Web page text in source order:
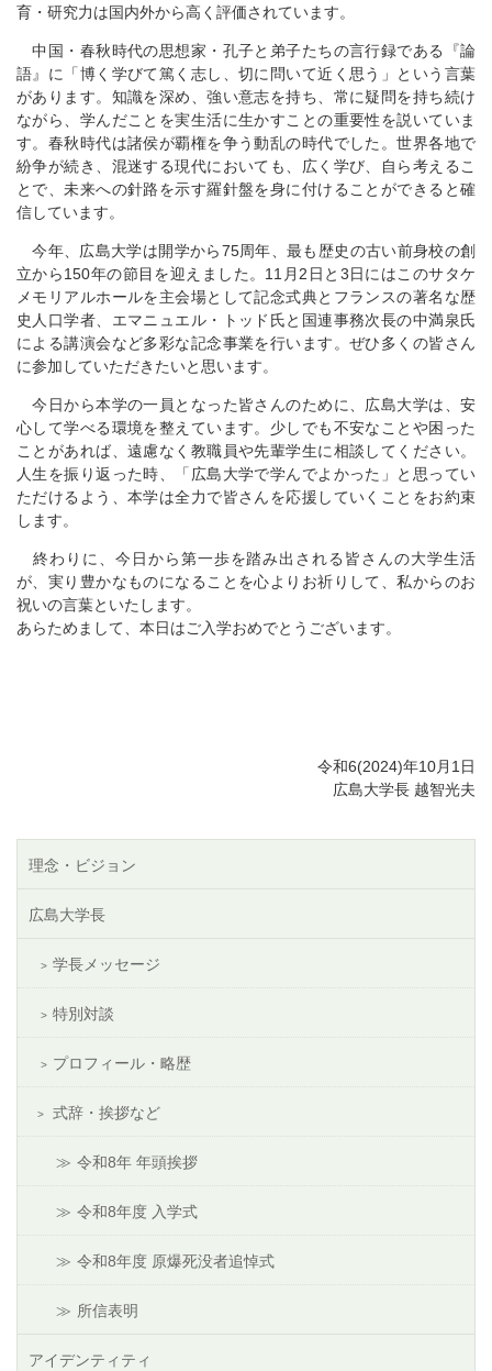
育・研究力は国内外から高く評価されています。
中国・春秋時代の思想家・孔子と弟子たちの言行録である『論
語』に「博く学びて篤く志し、切に問いて近く思う」という言葉
があります。知識を深め、強い意志を持ち、常に疑問を持ち続け
ながら、学んだことを実生活に生かすことの重要性を説いていま
す。春秋時代は諸侯が覇権を争う動乱の時代でした。世界各地で
紛争が続き、混迷する現代においても、広く学び、自ら考えるこ
とで、未来への針路を示す羅針盤を身に付けることができると確
信しています。
今年、広島大学は開学から75周年、最も歴史の古い前身校の創
立から150年の節目を迎えました。11月2日と3日にはこのサタケ
メモリアルホールを主会場として記念式典とフランスの著名な歴
史人口学者、エマニュエル・トッド氏と国連事務次長の中満泉氏
による講演会など多彩な記念事業を行います。ぜひ多くの皆さん
に参加していただきたいと思います。
今日から本学の一員となった皆さんのために、広島大学は、安
心して学べる環境を整えています。少しでも不安なことや困った
ことがあれば、遠慮なく教職員や先輩学生に相談してください。
人生を振り返った時、「広島大学で学んでよかった」と思ってい
ただけるよう、本学は全力で皆さんを応援していくことをお約束
します。
終わりに、今日から第一歩を踏み出される皆さんの大学生活
が、実り豊かなものになることを心よりお祈りして、私からのお
祝いの言葉といたします。
あらためまして、本日はご入学おめでとうございます。
令和6(2024)年10月1日
広島大学長 越智光夫
理念・ビジョン
広島大学長
学長メッセージ
特別対談
プロフィール・略歴
式辞・挨拶など
令和8年 年頭挨拶
令和8年度 入学式
令和8年度 原爆死没者追悼式
所信表明
アイデンティティ